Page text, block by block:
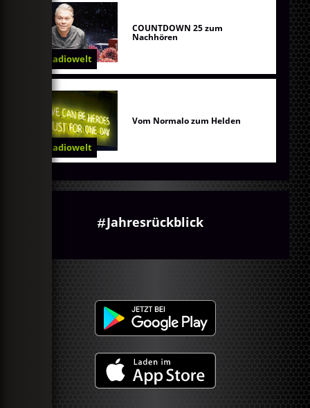
Radiowelt
COUNTDOWN 25 zum
Nachhören
Radiowelt
Vom Normalo zum Helden
Jahresrückblick